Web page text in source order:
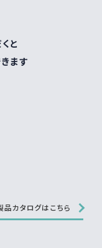
と
ます
品カタログはこちら